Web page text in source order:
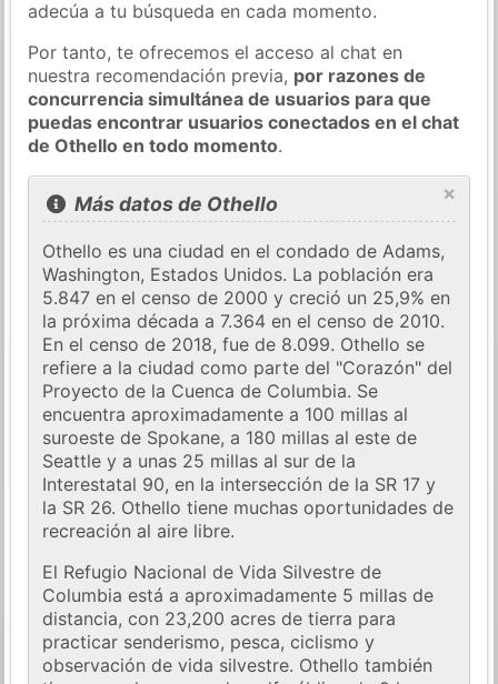
adecúa a tu búsqueda en cada momento.
Por tanto, te ofrecemos el acceso al chat en
nuestra recomendación previa, por razones de
concurrencia simultánea de usuarios para que
puedas encontrar usuarios conectados en el chat
de Othello en todo momento.
×
Más datos de Othello
Othello es una ciudad en el condado de Adams,
Washington, Estados Unidos. La población era
5.847 en el censo de 2000 y creció un 25,9% en
la próxima década a 7.364 en el censo de 2010.
En el censo de 2018, fue de 8.099. Othello se
refiere a la ciudad como parte del "Corazón" del
Proyecto de la Cuenca de Columbia. Se
encuentra aproximadamente a 100 millas al
suroeste de Spokane, a 180 millas al este de
Seattle y a unas 25 millas al sur de la
Interestatal 90, en la intersección de la SR 17 y
la SR 26. Othello tiene muchas oportunidades de
recreación al aire libre.
El Refugio Nacional de Vida Silvestre de
Columbia está a aproximadamente 5 millas de
distancia, con 23,200 acres de tierra para
practicar senderismo, pesca, ciclismo y
observación de vida silvestre. Othello también